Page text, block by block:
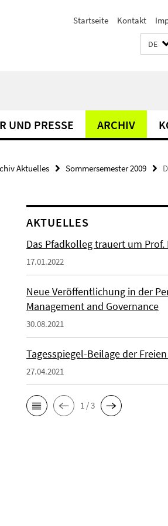
Startseite Kontakt
DE
UND PRESSE ARCHIV
Aktuelles Sommersemester 2009
AKTUELLES
Das Pfadkolleg trauert um Prof.
17.01.2022
Neue Veröffentlichung in der
Management and Governance
30.08.2021
Tagesspiegel-Beilage der
27.04.2021
1 / 3